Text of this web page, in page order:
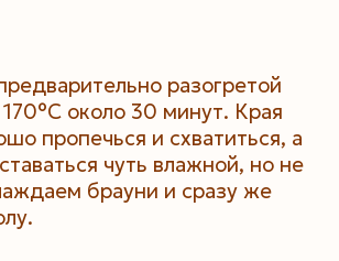
разогретой
около 30 минут. Края
пропечься и схватиться, а
чуть влажной, но не
брауни и сразу же